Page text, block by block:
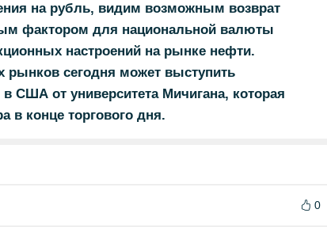
на рубль, видим возможным возврат
фактором для национальной валюты
настроений на рынке нефти.
сегодня может выступить
США от университета Мичигана, которая
в конце торгового дня.
0